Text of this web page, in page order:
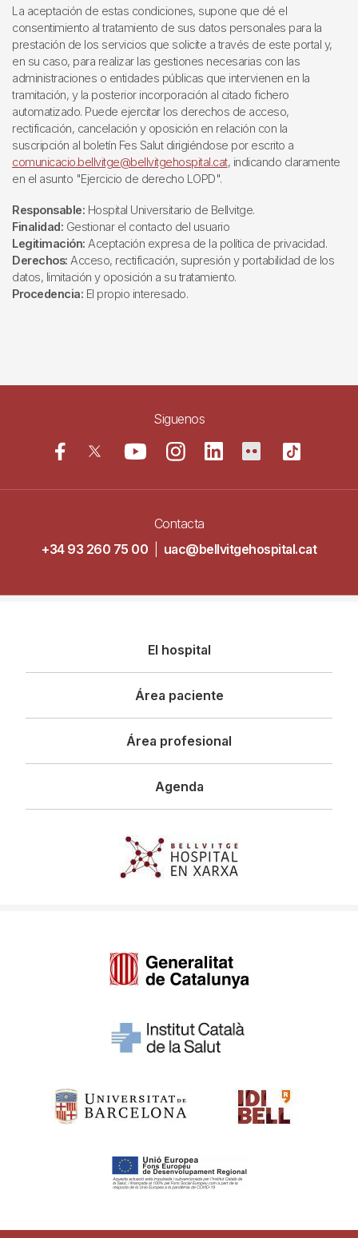
La aceptación de estas condiciones, supone que dé el
consentimiento al tratamiento de sus datos personales para la
prestación de los servicios que solicite a través de este portal y,
en su caso, para realizar las gestiones necesarias con las
administraciones o entidades públicas que intervienen en la
tramitación, y la posterior incorporación al citado fichero
automatizado. Puede ejercitar los derechos de acceso,
rectificación, cancelación y oposición en relación con la
suscripción al boletín Fes Salut dirigiéndose por escrito a
comunicacio.bellvitge@bellvitgehospital.cat, indicando claramente
en el asunto "Ejercicio de derecho LOPD".
Responsable: Hospital Universitario de Bellvitge.
Finalidad: Gestionar el contacto del usuario
Legitimación: Aceptación expresa de la política de privacidad.
Derechos: Acceso, rectificación, supresión y portabilidad de los
datos, limitación y oposición a su tratamiento.
Procedencia: El propio interesado.
Siguenos
Contacta
+34 93 260 75 00
uac@bellvitgehospital.cat
principal
El hospital
Área paciente
Área profesional
Agenda